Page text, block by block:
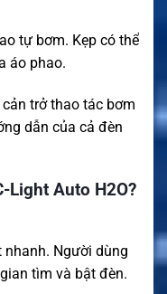
tự bơm. Kẹp có thể
áo phao.
trở thao tác bơm
dẫn của cả đèn
Light Auto H2O?
Người dùng
tìm và bật đèn.